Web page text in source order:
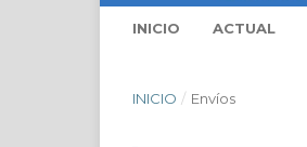
INICIO ACTUAL
INICIO / Envíos